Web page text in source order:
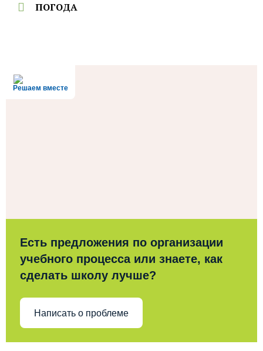
ПОГОДА
Решаем вместе
Есть предложения по организации
учебного процесса или знаете, как
сделать школу лучше?
Написать о проблеме